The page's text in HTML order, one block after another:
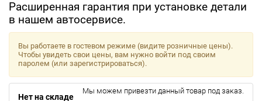
Расширенная гарантия при установке детали
в нашем автосервисе.
Вы работаете в гостевом режиме (видите розничные цены).
Чтобы увидеть свои цены, вам нужно войти под своим
паролем (или зарегистрироваться).
Нет на складе
Мы можем привезти данный товар под заказ.